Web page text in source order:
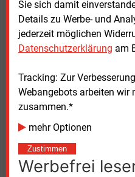
Sie sich damit
Details zu Werbe- und
jederzeit möglichen
Datenschutzerklärung am
Tracking: Zur
Webangebots arbeiten wir
zusammen.*
mehr Optionen
Zustimmen
Werbefrei
Elektrotechniker oder
seien nur einige Beispiele
Fachkräftemangel im
dazu führen, dass
stattfinden".
Das Positionspapier
Anforderungen an die
dem Weg zur H2-ready
Internetseite des DGB